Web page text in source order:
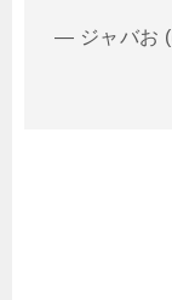
— ジャバお